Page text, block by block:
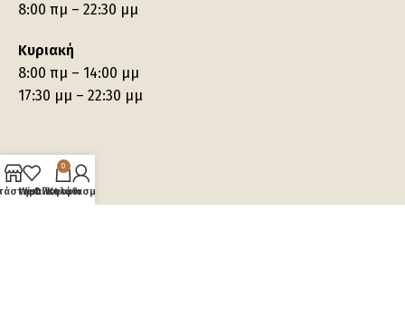
8:00 πμ – 22:30 μμ
Κυριακή
8:00 πμ – 14:00 μμ
17:30 μμ – 22:30 μμ
Wishlist
0
Καλάθι
Ο λογαριασμός μου